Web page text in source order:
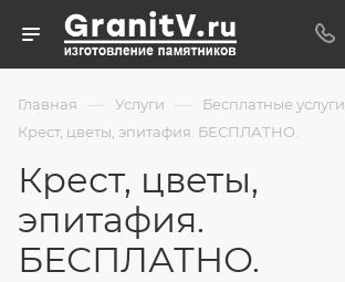
Главная — Услуги — Бесплатные услуги
Крест, цветы, эпитафия. БЕСПЛАТНО.
Крест, цветы,
эпитафия.
БЕСПЛАТНО.